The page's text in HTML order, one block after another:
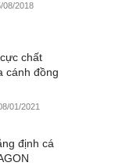
08/2018
chất
cánh đồng
01/2021
định cá